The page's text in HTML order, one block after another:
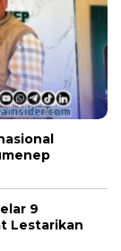
9
Lestarikan